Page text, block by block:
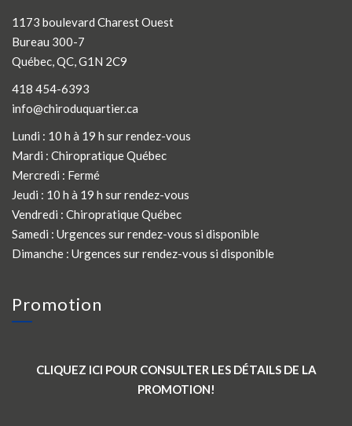
1173 boulevard Charest Ouest
Bureau 300-7
Québec, QC, G1N 2C9
418 454-6393
info@chiroduquartier.ca
Lundi : 10 h à 19 h sur rendez-vous
Mardi : Chiropratique Québec
Mercredi : Fermé
Jeudi : 10 h à 19 h sur rendez-vous
Vendredi : Chiropratique Québec
Samedi : Urgences sur rendez-vous si disponible
Dimanche : Urgences sur rendez-vous si disponible
Promotion
CLIQUEZ ICI POUR CONSULTER LES DÉTAILS DE LA
PROMOTION!